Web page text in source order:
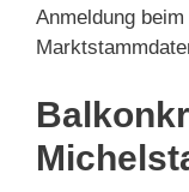
Anmeldung